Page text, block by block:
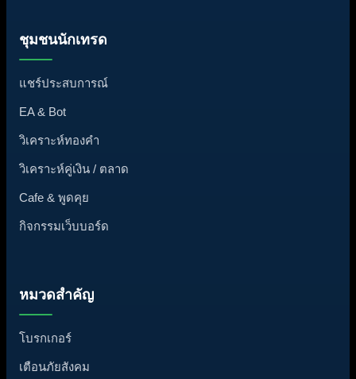
ชุมชนนักเทรด
แชร์ประสบการณ์
EA & Bot
วิเคราะห์ทองคำ
วิเคราะห์คู่เงิน / ตลาด
Cafe & พูดคุย
กิจกรรมเว็บบอร์ด
หมวดสำคัญ
โบรกเกอร์
เตือนภัยสังคม